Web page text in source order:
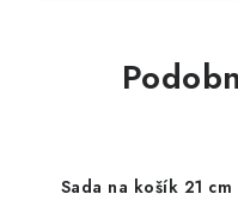
Sada na košík 21 cm